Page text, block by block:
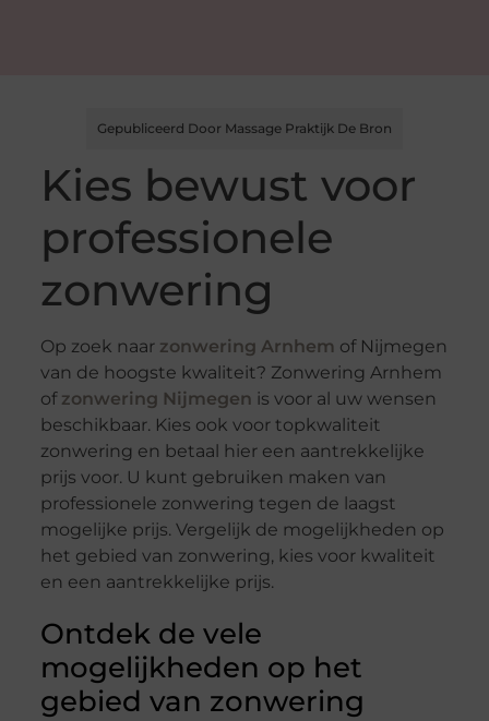
Gepubliceerd Door Massage Praktijk De Bron
Kies bewust voor
professionele
zonwering
Op zoek naar zonwering Arnhem of Nijmegen
van de hoogste kwaliteit? Zonwering Arnhem
of zonwering Nijmegen is voor al uw wensen
beschikbaar. Kies ook voor topkwaliteit
zonwering en betaal hier een aantrekkelijke
prijs voor. U kunt gebruiken maken van
professionele zonwering tegen de laagst
mogelijke prijs. Vergelijk de mogelijkheden op
het gebied van zonwering, kies voor kwaliteit
en een aantrekkelijke prijs.
Ontdek de vele
mogelijkheden op het
gebied van zonwering